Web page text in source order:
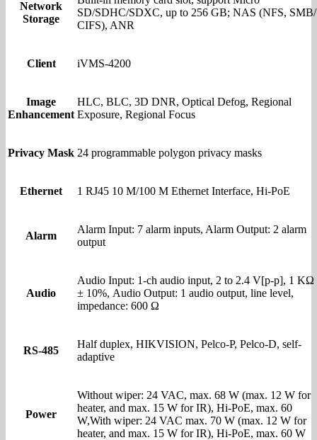
Network
Storage
SD/SDHC/SDXC, up to 256 GB; NAS (NFS, SMB/
CIFS), ANR
Client iVMS-4200
Image
Enhancement
HLC, BLC, 3D DNR, Optical Defog, Regional
Exposure, Regional Focus
Privacy Mask 24 programmable polygon privacy masks
Ethernet 1 RJ45 10 M/100 M Ethernet Interface, Hi-PoE
Alarm
Alarm Input: 7 alarm inputs, Alarm Output: 2 alarm
output
Audio
Audio Input: 1-ch audio input, 2 to 2.4 V[p-p], 1 KΩ
± 10%, Audio Output: 1 audio output, line level,
impedance: 600 Ω
RS-485
Half duplex, HIKVISION, Pelco-P, Pelco-D, self-
adaptive
Power
Without wiper: 24 VAC, max. 68 W (max. 12 W for
heater, and max. 15 W for IR), Hi-PoE, max. 60
W,With wiper: 24 VAC max. 70 W (max. 12 W for
heater, and max. 15 W for IR), Hi-PoE, max. 60 W